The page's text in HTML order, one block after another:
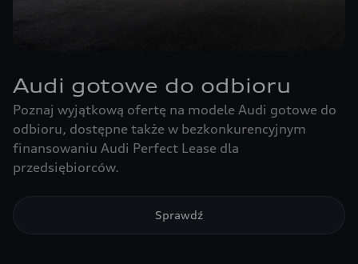
Audi gotowe do odbioru
Poznaj wyjątkową ofertę na modele Audi gotowe do
odbioru, dostępne także w bezkonkurencyjnym
finansowaniu Audi Perfect Lease dla
przedsiębiorców.
Sprawdź